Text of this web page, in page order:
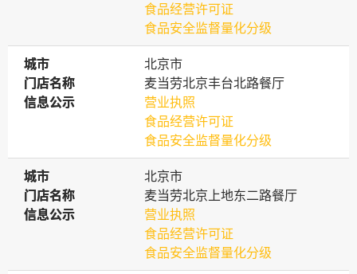
食品经营许可证
食品安全监督量化分级
城市
城市
北京市
门店名称
门店名称
麦当劳北京丰台北路餐厅
信息公示
信息公示
营业执照
食品经营许可证
食品安全监督量化分级
城市
城市
北京市
门店名称
门店名称
麦当劳北京上地东二路餐厅
信息公示
信息公示
营业执照
食品经营许可证
食品安全监督量化分级